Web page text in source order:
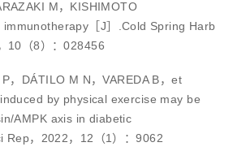
M，KISHIMOTO
immunotherapy［J］.Cold Spring Harb
10（8）：028456
，DÁTILO M N，VAREDA B，et
by physical exercise may be
AMPK axis in diabetic
Rep，2022，12（1）：9062